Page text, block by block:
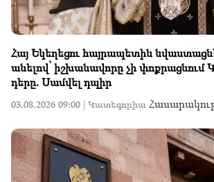
Հայ Եկեղեցու հայրապետին
անելով՝ իշխանավորը չի փոքրացնում
դերը. Սամվել դպիր
03.08.2026 09:00 | Կատեգորիա